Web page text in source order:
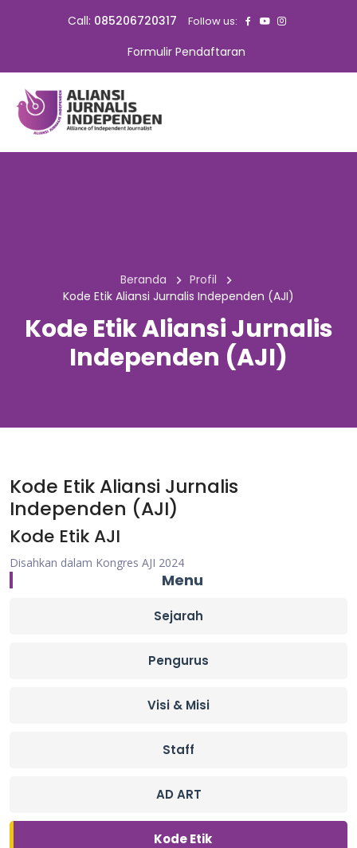
Call: 085206720317 Follow us:
Formulir Pendaftaran
Beranda
Profil
Kode Etik Aliansi Jurnalis Independen (AJI)
Kode Etik Aliansi Jurnalis
Independen (AJI)
Kode Etik Aliansi Jurnalis
Independen (AJI)
Kode Etik AJI
Disahkan dalam Kongres AJI 2024
Menu
Sejarah
Pengurus
Visi & Misi
Staff
AD ART
Kode Etik